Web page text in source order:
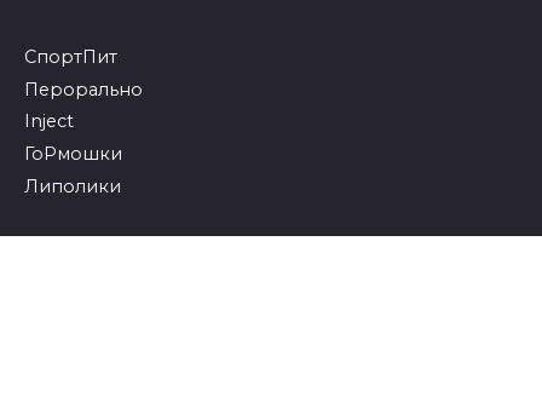
СпортПит
Перорально
Inject
ГоРмошки
Липолики